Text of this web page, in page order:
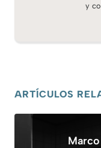
y
ARTÍCULOS